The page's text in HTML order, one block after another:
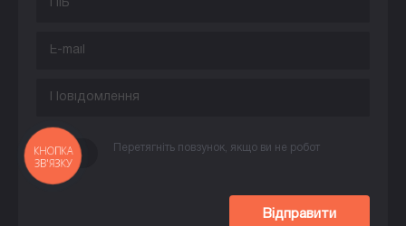
Перетягніть повзунок, якщо ви не робот
Відправити
КНОПКА
ЗВ'ЯЗКУ